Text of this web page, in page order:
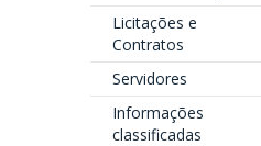
Licitações e
Contratos
Servidores
Informações
classificadas